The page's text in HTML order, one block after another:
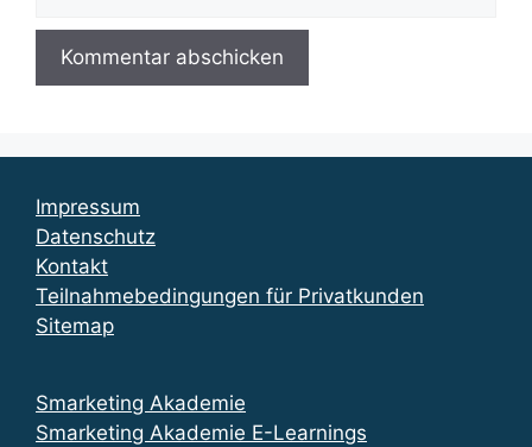
Impressum
Datenschutz
Kontakt
Teilnahmebedingungen für Privatkunden
Sitemap
Smarketing Akademie
Smarketing Akademie E-Learnings